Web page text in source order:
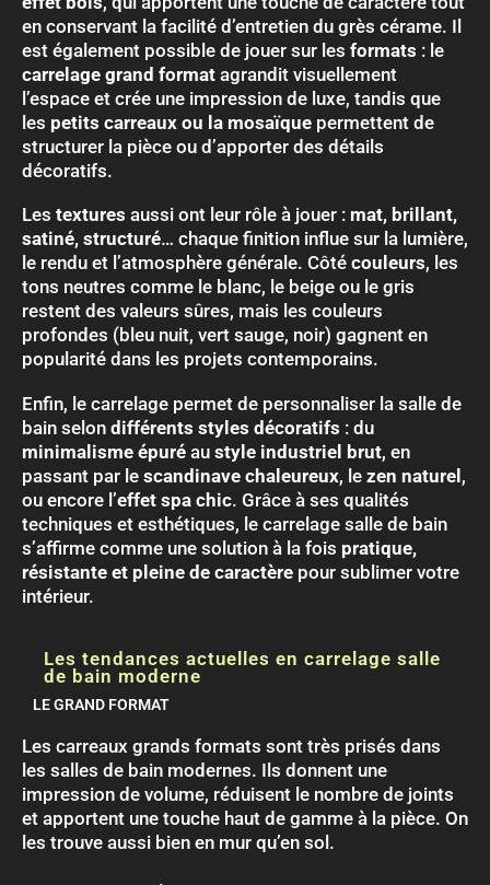
en conservant la facilité d’entretien du grès cérame. Il
est également possible de jouer sur les formats : le
carrelage grand format agrandit visuellement
l’espace et crée une impression de luxe, tandis que
les petits carreaux ou la mosaïque permettent de
structurer la pièce ou d’apporter des détails
décoratifs.
Les textures aussi ont leur rôle à jouer : mat, brillant,
satiné, structuré… chaque finition influe sur la lumière,
le rendu et l’atmosphère générale. Côté couleurs, les
tons neutres comme le blanc, le beige ou le gris
restent des valeurs sûres, mais les couleurs
profondes (bleu nuit, vert sauge, noir) gagnent en
popularité dans les projets contemporains.
Enfin, le carrelage permet de personnaliser la salle de
bain selon différents styles décoratifs : du
minimalisme épuré au style industriel brut, en
passant par le scandinave chaleureux, le zen naturel,
ou encore l’effet spa chic. Grâce à ses qualités
techniques et esthétiques, le carrelage salle de bain
s’affirme comme une solution à la fois pratique,
résistante et pleine de caractère pour sublimer votre
intérieur.
Les tendances actuelles en carrelage salle
de bain moderne
LE GRAND FORMAT
Les carreaux grands formats sont très prisés dans
les salles de bain modernes. Ils donnent une
impression de volume, réduisent le nombre de joints
et apportent une touche haut de gamme à la pièce. On
les trouve aussi bien en mur qu’en sol.